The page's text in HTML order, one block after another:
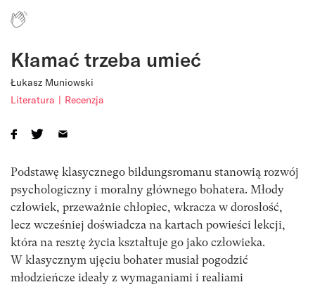
Kłamać trzeba umieć
Łukasz Muniowski
Literatura
Recenzja
Podstawę klasycznego bildungsromanu stanowią rozwój
psychologiczny i moralny głównego bohatera. Młody
człowiek, przeważnie chłopiec, wkracza w dorosłość,
lecz wcześniej doświadcza na kartach powieści lekcji,
która na resztę życia kształtuje go jako człowieka.
W klasycznym ujęciu bohater musiał pogodzić
młodzieńcze ideały z wymaganiami i realiami